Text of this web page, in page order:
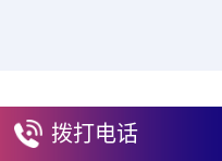
拨打电话